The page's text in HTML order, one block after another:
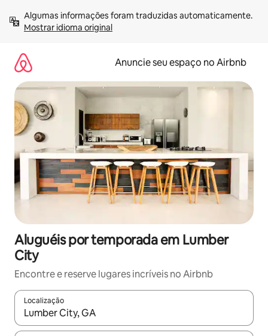
para
Mostrar idioma original
Anuncie seu espaço no Airbnb
Aluguéis por temporada em Lumber
City
Encontre e reserve lugares incríveis no Airbnb
Localização
Quando os resultados estiverem disponíveis, explore-os